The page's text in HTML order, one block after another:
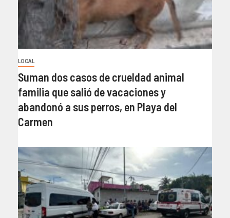
LOCAL
Suman dos casos de crueldad animal
familia que salió de vacaciones y
abandonó a sus perros, en Playa del
Carmen